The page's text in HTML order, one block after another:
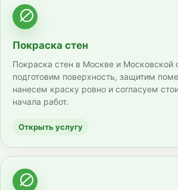
Покраска стен
Покраска стен в Москве и Московской
подготовим поверхность, защитим
нанесем краску ровно и согласуем
начала работ.
Открыть услугу